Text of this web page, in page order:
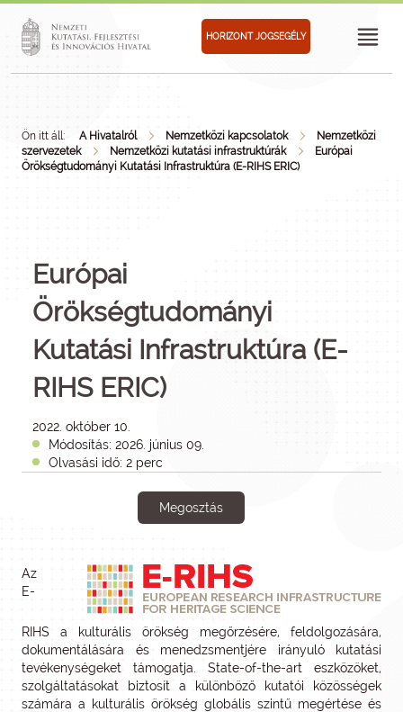
HORIZONT JOGSEGÉLY
Ön itt áll: A Hivatalról Nemzetközi kapcsolatok
Nemzetközi
szervezetek
Nemzetközi kutatási infrastruktúrák
Európai
Örökségtudományi Kutatási Infrastruktúra (E-RIHS ERIC)
Európai
Örökségtudományi
Kutatási Infrastruktúra (E-
RIHS ERIC)
2022. október 10.
Módosítás: 2026. június 09.
Olvasási idő: 2 perc
Megosztás
Az
E-
RIHS a kulturális örökség megőrzésére, feldolgozására,
dokumentálására és menedzsmentjére irányuló kutatási
tevékenységeket támogatja. State-of-the-art eszközöket,
szolgáltatásokat biztosít a különböző kutatói közösségek
számára a kulturális örökség globális szintű megértése és